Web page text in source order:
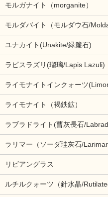
モルガナイト（morganite）
モルダバイト（モルダウ石/
ユナカイト(Unakite/緑簾石)
ラピスラズリ(瑠璃/Lapis Lazuli)
ライモナイトインクォーツ
ライモナイト（褐鉄鉱）
ラブラドライト(曹灰長石/
ラリマー（ソーダ珪灰石/Larimar
リビアングラス
ルチルクォーツ（針水晶/